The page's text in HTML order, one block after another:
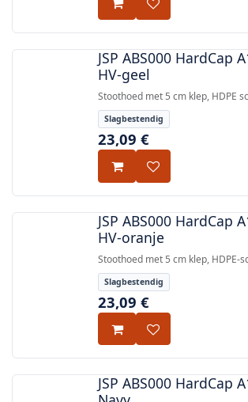
JSP ABS000 HardCap
HV-geel
Stoothoed met 5 cm klep, HDPE
beschermende voering, EN 812
met reflecterende piping.
Slagbestendig
23,09 €
JSP ABS000 HardCap
HV-oranje
Stoothoed met 5 cm klep, HDPE-
gecertificeerd, reflecterende
schuine versteller, past op 53–64
Slagbestendig
23,09 €
JSP ABS000 HardCap